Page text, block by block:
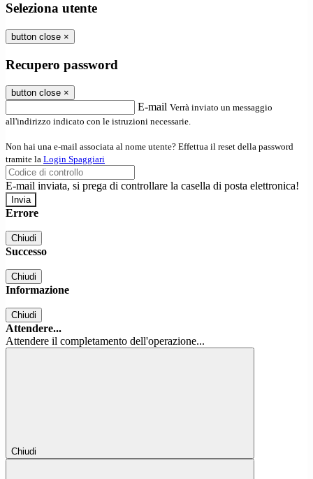
Seleziona utente
button close ×
Recupero password
button close ×
E-mail Verrà inviato un messaggio
all'indirizzo indicato con le istruzioni necessarie.
Non hai una e-mail associata al nome utente? Effettua il reset della password
tramite la Login Spaggiari
E-mail inviata, si prega di controllare la casella di posta elettronica!
Errore
Chiudi
Successo
Chiudi
Informazione
Chiudi
Attendere...
Attendere il completamento dell'operazione...
Chiudi